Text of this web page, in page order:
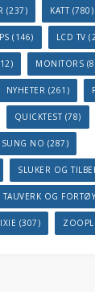
(237) KATT(780)
(146) LCD TV
MONITORS
NYHETER (261)
QUICKTEST(78)
NO (287)
SLUKER OG
TAUVERK OG
(307)